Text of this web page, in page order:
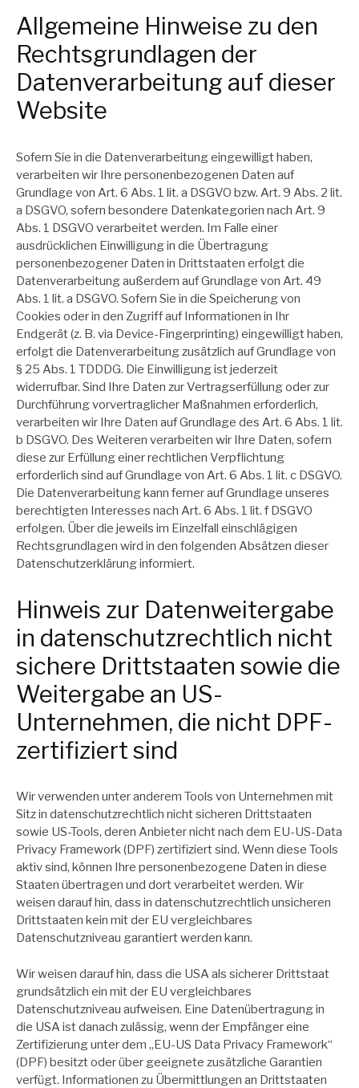
Allgemeine Hinweise zu den
Rechtsgrundlagen der
Datenverarbeitung auf dieser
Website
Sofern Sie in die Datenverarbeitung eingewilligt haben,
verarbeiten wir Ihre personenbezogenen Daten auf
Grundlage von Art. 6 Abs. 1 lit. a DSGVO bzw. Art. 9 Abs. 2 lit.
a DSGVO, sofern besondere Datenkategorien nach Art. 9
Abs. 1 DSGVO verarbeitet werden. Im Falle einer
ausdrücklichen Einwilligung in die Übertragung
personenbezogener Daten in Drittstaaten erfolgt die
Datenverarbeitung außerdem auf Grundlage von Art. 49
Abs. 1 lit. a DSGVO. Sofern Sie in die Speicherung von
Cookies oder in den Zugriff auf Informationen in Ihr
Endgerät (z. B. via Device-Fingerprinting) eingewilligt haben,
erfolgt die Datenverarbeitung zusätzlich auf Grundlage von
§ 25 Abs. 1 TDDDG. Die Einwilligung ist jederzeit
widerrufbar. Sind Ihre Daten zur Vertragserfüllung oder zur
Durchführung vorvertraglicher Maßnahmen erforderlich,
verarbeiten wir Ihre Daten auf Grundlage des Art. 6 Abs. 1 lit.
b DSGVO. Des Weiteren verarbeiten wir Ihre Daten, sofern
diese zur Erfüllung einer rechtlichen Verpflichtung
erforderlich sind auf Grundlage von Art. 6 Abs. 1 lit. c DSGVO.
Die Datenverarbeitung kann ferner auf Grundlage unseres
berechtigten Interesses nach Art. 6 Abs. 1 lit. f DSGVO
erfolgen. Über die jeweils im Einzelfall einschlägigen
Rechtsgrundlagen wird in den folgenden Absätzen dieser
Datenschutzerklärung informiert.
Hinweis zur Datenweitergabe
in datenschutzrechtlich nicht
sichere Drittstaaten sowie die
Weitergabe an US-
Unternehmen, die nicht DPF-
zertifiziert sind
Wir verwenden unter anderem Tools von Unternehmen mit
Sitz in datenschutzrechtlich nicht sicheren Drittstaaten
sowie US-Tools, deren Anbieter nicht nach dem EU-US-Data
Privacy Framework (DPF) zertifiziert sind. Wenn diese Tools
aktiv sind, können Ihre personenbezogene Daten in diese
Staaten übertragen und dort verarbeitet werden. Wir
weisen darauf hin, dass in datenschutzrechtlich unsicheren
Drittstaaten kein mit der EU vergleichbares
Datenschutzniveau garantiert werden kann.
Wir weisen darauf hin, dass die USA als sicherer Drittstaat
grundsätzlich ein mit der EU vergleichbares
Datenschutzniveau aufweisen. Eine Datenübertragung in
die USA ist danach zulässig, wenn der Empfänger eine
Zertifizierung unter dem „EU-US Data Privacy Framework“
(DPF) besitzt oder über geeignete zusätzliche Garantien
verfügt. Informationen zu Übermittlungen an Drittstaaten